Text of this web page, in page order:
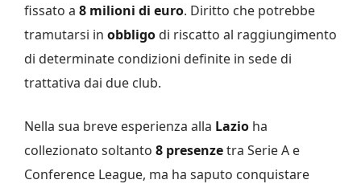
fissato a 8 milioni di euro. Diritto che potrebbe
tramutarsi in obbligo di riscatto al raggiungimento
di determinate condizioni definite in sede di
trattativa dai due club.
Nella sua breve esperienza alla Lazio ha
collezionato soltanto 8 presenzetra Serie A e
Conference League, ma ha saputo conquistare